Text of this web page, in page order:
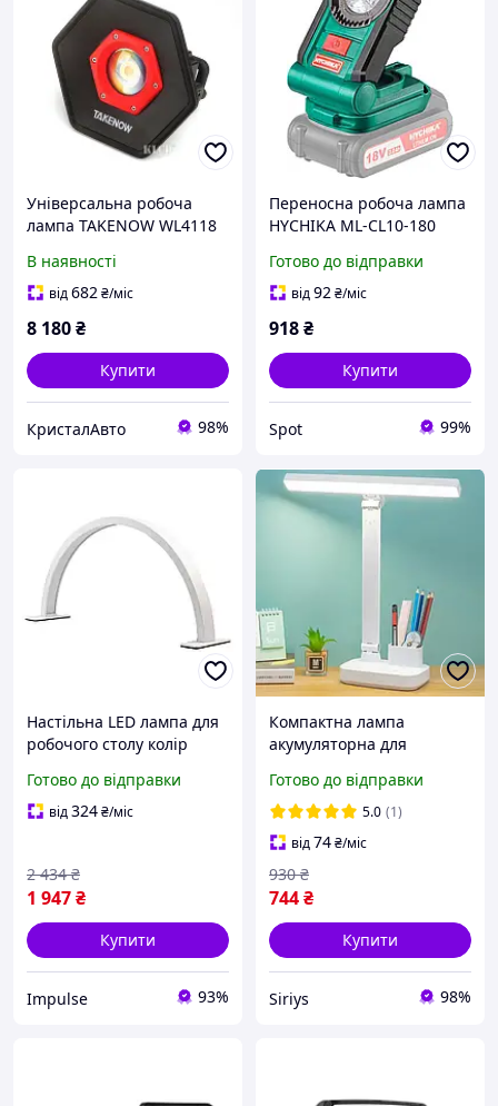
Універсальна робоча
лампа TAKENOW WL4118
В наявності
від682₴/міс
8 180₴
Купити
КристалАвто 98%
Переносна робоча лампа
HYCHIKA ML-CL10-180
люмен 4 LED зелена
Готово до відправки
від92₴/міс
918₴
Купити
Spot 99%
Настільна LED лампа для
робочого столу колір
Готово до відправки
від324₴/міс
1 947₴
2 434 ₴
Купити
Impulse 93%
Компактна лампа
акумуляторна для
сенсорним керуванням з
органайзером для ручок
digad 1963
Готово до відправки
5.0 (1)
від74₴/міс
744₴
930 ₴
Купити
Siriys 98%